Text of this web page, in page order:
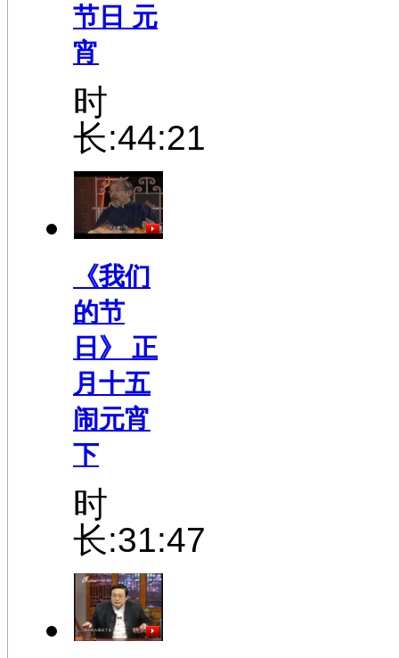
节日 元
宵
时
长:44:21
《我们
的节
日》 正
月十五
闹元宵
下
时
长:31:47